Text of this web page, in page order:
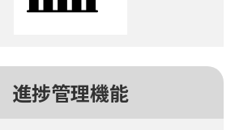
進捗管理機能